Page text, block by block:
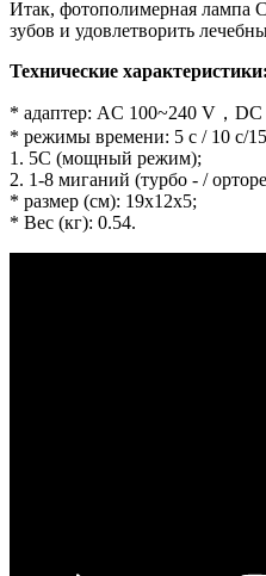
Итак, фотополимерная лампа
зубов и удовлетворить
Технические характеристики:
* адаптер: AC 100~240 V，
* режимы времени: 5 с / 10 с/
1. 5С (мощный режим);
2. 1-8 миганий (турбо - /
* размер (см): 19x12x5;
* Вес (кг): 0.54.